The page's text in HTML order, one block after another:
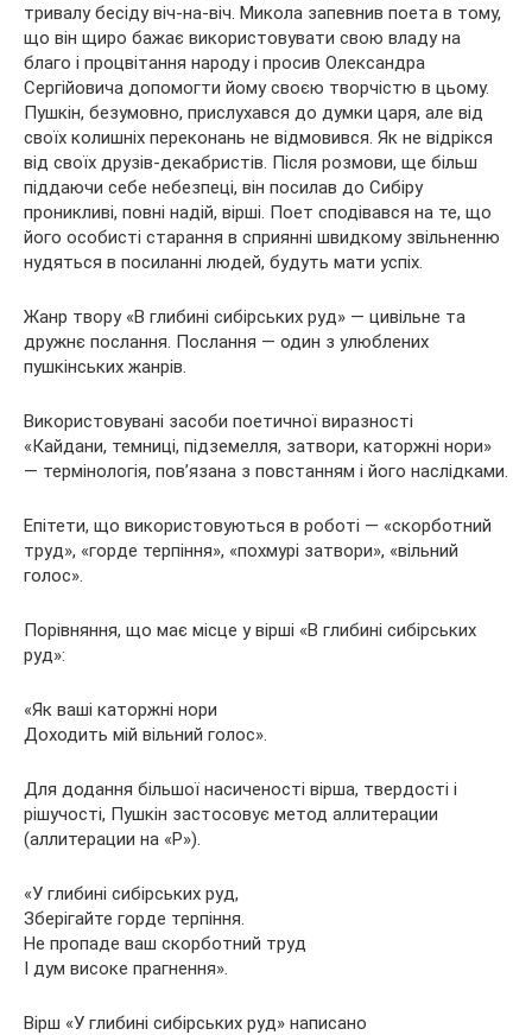
тривалу бесіду віч-на-віч. Микола запевнив поета в тому,
що він щиро бажає використовувати свою владу на
благо і процвітання народу і просив Олександра
Сергійовича допомогти йому своєю творчістю в цьому.
Пушкін, безумовно, прислухався до думки царя, але від
своїх колишніх переконань не відмовився. Як не відрікся
від своїх друзів-декабристів. Після розмови, ще більш
піддаючи себе небезпеці, він посилав до Сибіру
проникливі, повні надій, вірші. Поет сподівався на те, що
його особисті старання в сприянні швидкому звільненню
нудяться в посиланні людей, будуть мати успіх.
Жанр твору «В глибині сибірських руд» — цивільне та
дружнє послання. Послання — один з улюблених
пушкінських жанрів.
Використовувані засоби поетичної виразності
«Кайдани, темниці, підземелля, затвори, каторжні нори»
— термінологія, пов’язана з повстанням і його наслідками.
Епітети, що використовуються в роботі — «скорботний
труд», «горде терпіння», «похмурі затвори», «вільний
голос».
Порівняння, що має місце у вірші «В глибині сибірських
руд»:
«Як ваші каторжні нори
Доходить мій вільний голос».
Для додання більшої насиченості вірша, твердості і
рішучості, Пушкін застосовує метод аллитерации
(аллитерации на «Р»).
«У глибині сибірських руд,
Зберігайте горде терпіння.
Не пропаде ваш скорботний труд
І дум високе прагнення».
Вірш «У глибині сибірських руд» написано